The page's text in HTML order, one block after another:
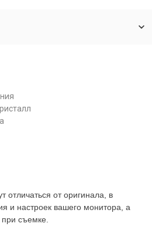
отличаться от оригинала, в
и настроек вашего монитора, а
съемке.